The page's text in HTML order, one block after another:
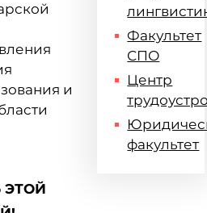
и
ЭТОЙ
Факультет
СПО
Центр
факультет